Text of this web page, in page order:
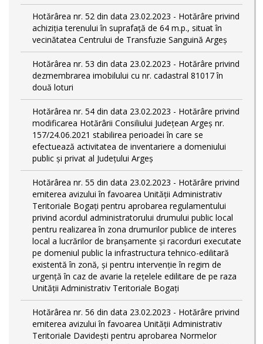
Hotărârea nr. 52 din data 23.02.2023 - Hotărâre privind
achiziția terenului în suprafață de 64 m.p., situat în
vecinătatea Centrului de Transfuzie Sanguină Argeș
Hotărârea nr. 53 din data 23.02.2023 - Hotărâre privind
dezmembrarea imobilului cu nr. cadastral 81017 în
două loturi
Hotărârea nr. 54 din data 23.02.2023 - Hotărâre privind
modificarea Hotărârii Consiliului Județean Argeș nr.
157/24.06.2021 stabilirea perioadei în care se
efectuează activitatea de inventariere a domeniului
public şi privat al Judeţului Argeş
Hotărârea nr. 55 din data 23.02.2023 - Hotărâre privind
emiterea avizului în favoarea Unității Administrativ
Teritoriale Bogați pentru aprobarea regulamentului
privind acordul administratorului drumului public local
pentru realizarea în zona drumurilor publice de interes
local a lucrărilor de branșamente și racorduri executate
pe domeniul public la infrastructura tehnico-edilitară
existentă în zonă, și pentru intervenție în regim de
urgență în caz de avarie la rețelele edilitare de pe raza
Unității Administrativ Teritoriale Bogați
Hotărârea nr. 56 din data 23.02.2023 - Hotărâre privind
emiterea avizului în favoarea Unității Administrativ
Teritoriale Davidești pentru aprobarea Normelor